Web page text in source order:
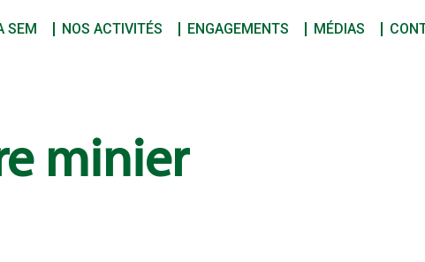
SEM NOS ACTIVITÉS ENGAGEMENTS MÉDIAS
minier